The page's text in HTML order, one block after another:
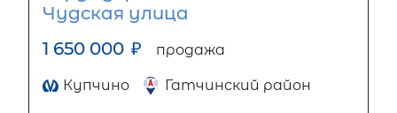
Чудская улица
1 650 000 ₽ продажа
Купчино Гатчинский район